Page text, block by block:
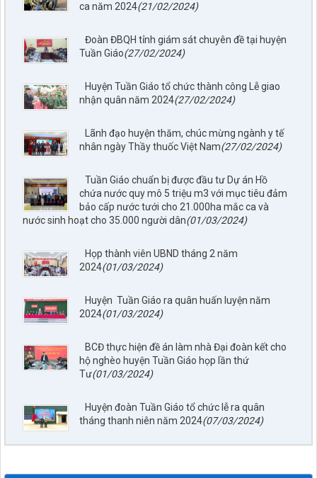
ca năm 2024(21/02/2024)
Đoàn ĐBQH tỉnh giám sát chuyên đề tại huyện
Tuần Giáo(27/02/2024)
Huyện Tuần Giáo tổ chức thành công Lễ giao
nhận quân năm 2024(27/02/2024)
Lãnh đạo huyện thăm, chúc mừng ngành y tế
nhân ngày Thầy thuốc Việt Nam(27/02/2024)
Tuần Giáo chuẩn bị được đầu tư Dự án Hồ
chứa nước quy mô 5 triệu m3 với mục tiêu đảm
bảo cấp nước tưới cho 21.000ha mắc ca và
nước sinh hoạt cho 35.000 người dân(01/03/2024)
Họp thành viên UBND tháng 2 năm
2024(01/03/2024)
Huyện Tuần Giáo ra quân huấn luyện năm
2024(01/03/2024)
BCĐ thực hiện đề án làm nhà Đại đoàn kết cho
hộ nghèo huyện Tuần Giáo họp lần thứ
Tư(01/03/2024)
Huyện đoàn Tuần Giáo tổ chức lễ ra quân
tháng thanh niên năm 2024(07/03/2024)
797./TTPTQĐ-KV2
Tuần Giáo công khai dự thảo phương án bồi thường, hỗ trợ
(đợt 6)công trình: Hồ bản phủ thuộc dự án cụm Hồbản Phủ -
Nậm Là tỉnh Điện Biên
1872/KH-UBND
Kế hoạch Đấu giá quyền sử dụng đất năm 2026 trên địa bàn
xã Tuần Giáo